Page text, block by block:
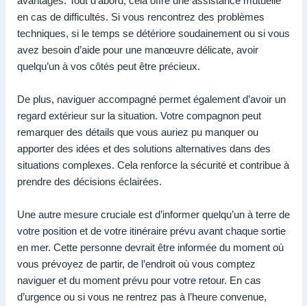
en cas de difficultés. Si vous rencontrez des problèmes
techniques, si le temps se détériore soudainement ou si vous
avez besoin d’aide pour une manœuvre délicate, avoir
quelqu’un à vos côtés peut être précieux.
De plus, naviguer accompagné permet également d’avoir un
regard extérieur sur la situation. Votre compagnon peut
remarquer des détails que vous auriez pu manquer ou
apporter des idées et des solutions alternatives dans des
situations complexes. Cela renforce la sécurité et contribue à
prendre des décisions éclairées.
Une autre mesure cruciale est d’informer quelqu’un à terre de
votre position et de votre itinéraire prévu avant chaque sortie
en mer. Cette personne devrait être informée du moment où
vous prévoyez de partir, de l’endroit où vous comptez
naviguer et du moment prévu pour votre retour. En cas
d’urgence ou si vous ne rentrez pas à l’heure convenue,